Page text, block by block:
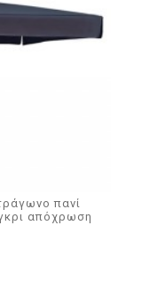
πανί
απόχρωση